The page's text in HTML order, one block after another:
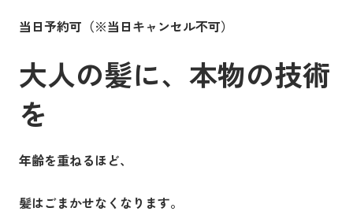
当日予約可（※当日キャンセル不可）
大人の髪に、本物の技術
を
年齢を重ねるほど、
髪はごまかせなくなります。